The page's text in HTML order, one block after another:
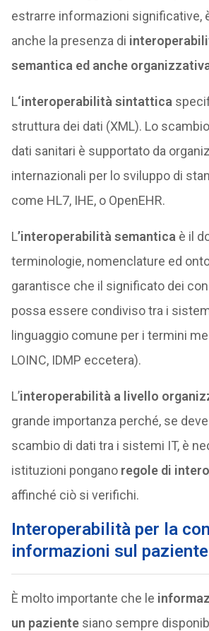
estrarre informazioni significative,
anche la presenza di
semantica ed anche
L‘interoperabilità sintattica
struttura dei dati (XML). Lo
dati sanitari è supportato da
internazionali per lo sviluppo di
come HL7, IHE, o OpenEHR.
L’interoperabilità semantica è il
terminologie, nomenclature ed
garantisce che il significato dei
possa essere condiviso tra i
linguaggio comune per i termini
LOINC, IDMP eccetera).
L’interoperabilità a livello
grande importanza perché, se
scambio di dati tra i sistemi IT, è
istituzioni pongano regole di
affinché ciò si verifichi.
Interoperabilità per la
informazioni sul paziente
È molto importante che le
un paziente siano sempre